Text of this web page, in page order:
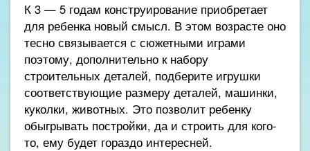
К 3 — 5 годам конструирование приобретает
для ребенка новый смысл. В этом возрасте оно
тесно связывается с сюжетными играми
поэтому, дополнительно к набору
строительных деталей, подберите игрушки
соответствующие размеру деталей, машинки,
куколки, животных. Это позволит ребенку
обыгрывать постройки, да и строить для кого-
то, ему будет гораздо интересней.